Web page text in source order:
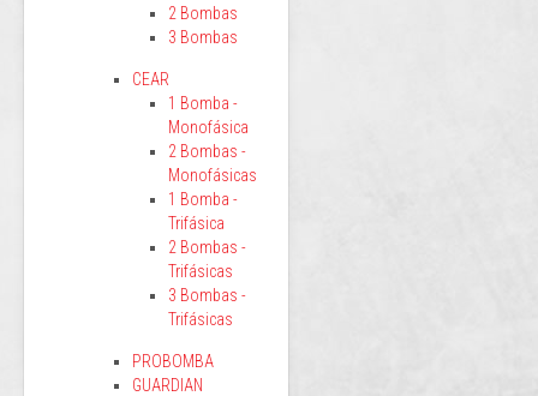
2 Bombas
3 Bombas
CEAR
1 Bomba -
Monofásica
2 Bombas -
Monofásicas
1 Bomba -
Trifásica
2 Bombas -
Trifásicas
3 Bombas -
Trifásicas
PROBOMBA
GUARDIAN